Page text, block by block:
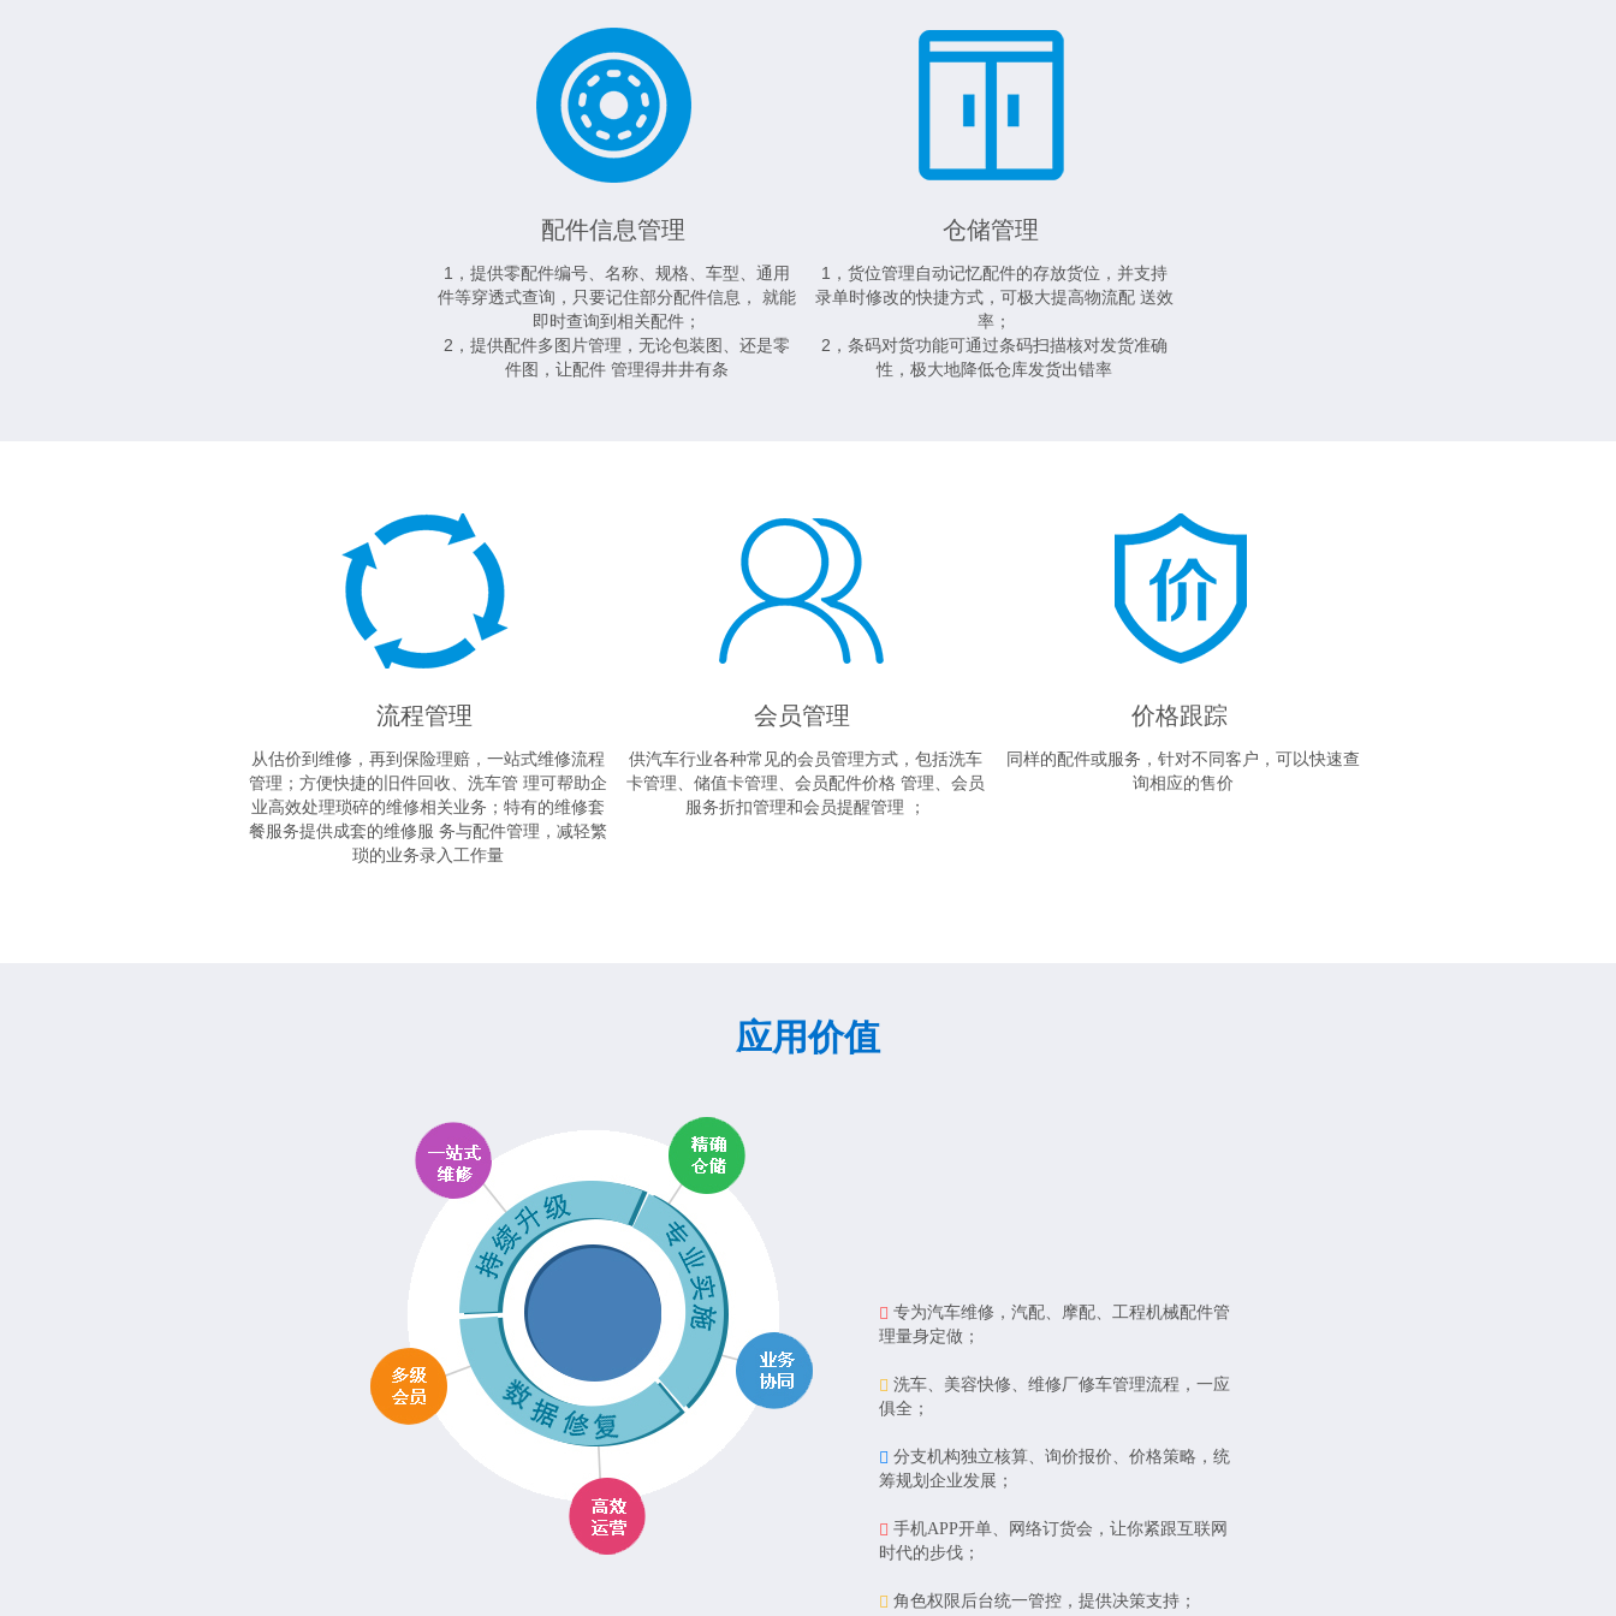
配件信息管理
1，提供零配件编号、名称、规格、车型、通用
件等穿透式查询，只要记住部分配件信息， 就能
即时查询到相关配件；
2，提供配件多图片管理，无论包装图、还是零
件图，让配件 管理得井井有条
仓储管理
1，货位管理自动记忆配件的存放货位，并支持
录单时修改的快捷方式，可极大提高物流配 送效
率；
2，条码对货功能可通过条码扫描核对发货准确
性，极大地降低仓库发货出错率
流程管理
从估价到维修，再到保险理赔，一站式维修流程
管理；方便快捷的旧件回收、洗车管 理可帮助企
业高效处理琐碎的维修相关业务；特有的维修套
餐服务提供成套的维修服 务与配件管理，减轻繁
琐的业务录入工作量
会员管理
供汽车行业各种常见的会员管理方式，包括洗车
卡管理、储值卡管理、会员配件价格 管理、会员
服务折扣管理和会员提醒管理 ；
价格跟踪
同样的配件或服务，针对不同客户，可以快速查
询相应的售价
应用价值
专为汽车维修，汽配、摩配、工程机械配件管
理量身定做；
洗车、美容快修、维修厂修车管理流程，一应
俱全；
分支机构独立核算、询价报价、价格策略，统
筹规划企业发展；
手机APP开单、网络订货会，让你紧跟互联网
时代的步伐；
角色权限后台统一管控，提供决策支持；